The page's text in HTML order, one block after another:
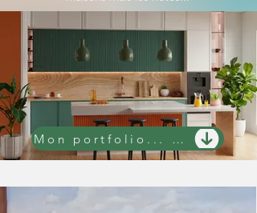
Mon portfolio... 100 projets avant/après